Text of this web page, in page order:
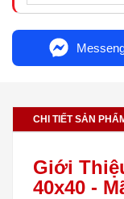
CHI TIẾT SẢN
Giới
40x40 -